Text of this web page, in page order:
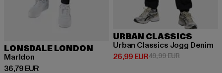
LONSDALE LONDON
Marldon
36,79 EUR
Derzeitiger Preis: 36,79 EUR
URBAN CLASSICS
Urban Classics Jogg Denim
26,99 EUR
Derzeitiger Preis: 26,99 EUR
49,99 EURAktionspreis: